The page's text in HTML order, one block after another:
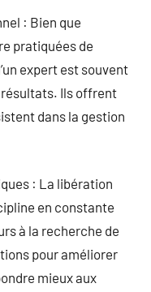
: Bien que
pratiquées de
expert est souvent
Ils offrent
dans la gestion
: La libération
en constante
à la recherche de
pour améliorer
mieux aux